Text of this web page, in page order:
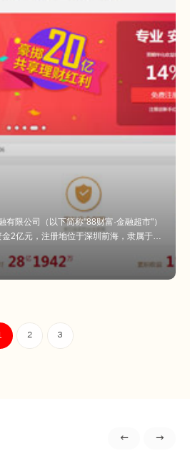
限公司（以下简称"88财富·金融超市"）
2亿元，注册地位于深圳前海，隶属于中
下简称"中科创"）。 88财富·金融超市的
集团，成立于2004年，总部位于深圳，至
供金融服务，累计管理资产逾500亿元。
2 3